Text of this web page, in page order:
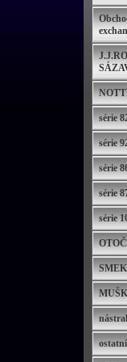
série
série
série
série
série